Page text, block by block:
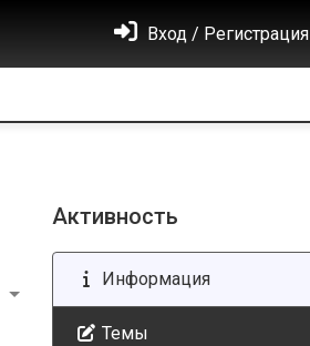
Вход / Регистрация
Активность
Информация
Темы